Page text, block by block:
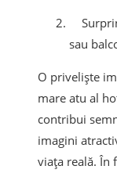
sau
O priveliște
mare atu al
contribui
imagini
viața reală. În